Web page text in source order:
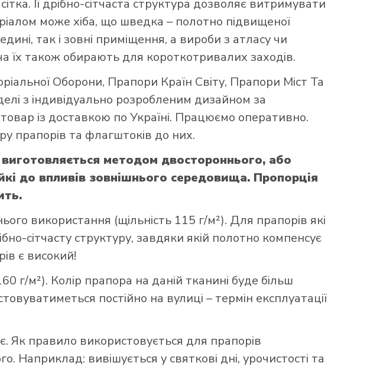
Її дрібно-сітчаста структура дозволяє витримувати
може хіба, що шведка – полотно підвищеної
так і зовні приміщення, а вироби з атласу чи
їх також обирають для короткотривалих заходів.
Оборони, Прапори Країн Світу, Прапори Міст Та
з індивідуально розробленим дизайном за
із доставкою по Україні. Працюємо оперативно.
прапорів та флагштоків до них.
методом двостороннього, або
до впливів зовнішнього середовища. Пропорція
використання (щільність 115 г/м²). Для прапорів які
сітчасту структуру, завдяки якій полотно компенсує
є високий!
г/м²). Колір прапора на даній тканині буде більш
постійно на вулиці – термін експлуатації
Як правило використовується для прапорів
вивішується у святкові дні, урочистості та